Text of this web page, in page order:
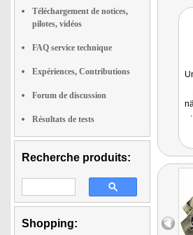
Téléchargement de notices,
pilotes, vidéos
FAQ service technique
Expériences, Contributions
Forum de discussion
Résultats de tests
Recherche produits:
Shopping: